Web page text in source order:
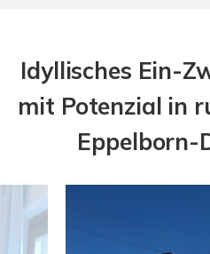
Idyllisches Ein-
mit Potenzial in
Eppelborn-